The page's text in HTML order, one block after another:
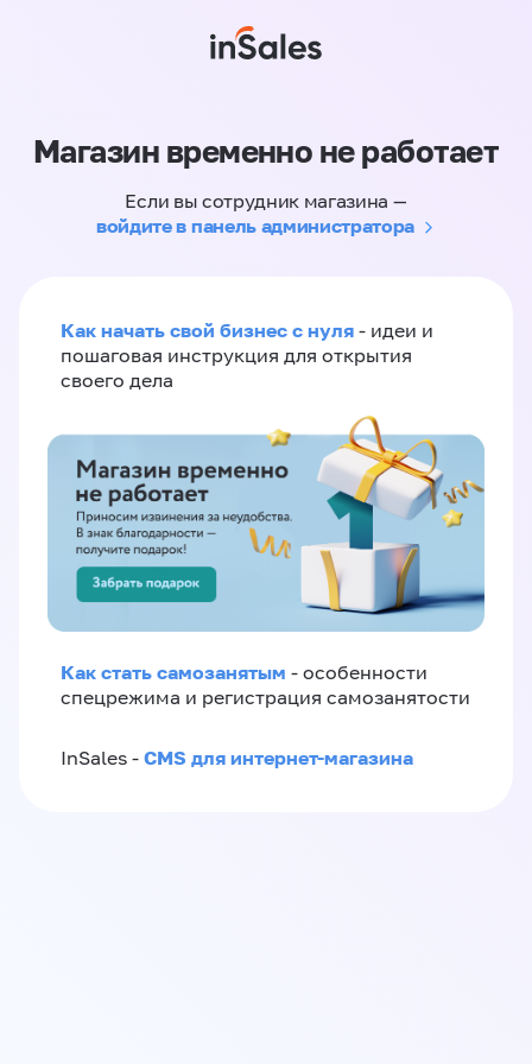
Магазин временно не работает
Если вы сотрудник магазина —
войдите в панель администратора
Как начать свой бизнес с нуля - идеи и
пошаговая инструкция для открытия
своего дела
Как стать самозанятым - особенности
спецрежима и регистрация самозанятости
InSales - CMS для интернет-магазина